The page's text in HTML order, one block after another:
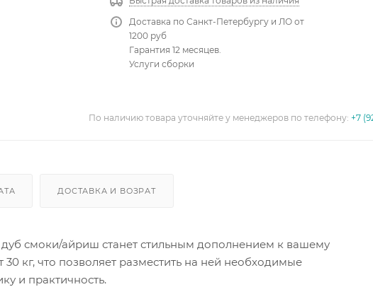
Доставка по Санкт-Петербургу и ЛО от
1200 руб
Гарантия 12 месяцев.
Услуги сборки
По наличию товара уточняйте у менеджеров по телефону:+7
ДОСТАВКА И ВОЗРАТ
смоки/айриш станет стильным дополнением к вашему
кг, что позволяет разместить на ней необходимые
и практичность.